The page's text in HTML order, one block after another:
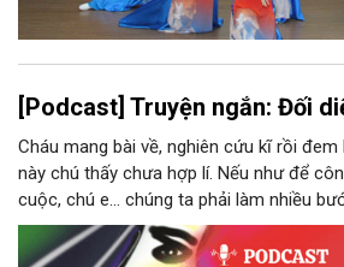
[Podcast] Truyện ngắn: Đối
Cháu mang bài về, nghiên cứu kĩ rồi
này chú thấy chưa hợp lí. Nếu như để
cuộc, chú e… chúng ta phải làm nhiều
thì tiếp tục nhé! Chú Minh cầm tập bài
ngại ngùng đỡ lấy. Đây là lần thứ ba, loạt